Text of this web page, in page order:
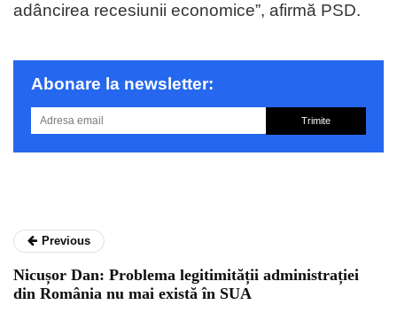
adâncirea recesiunii economice”, afirmă PSD.
Abonare la newsletter:
Trimite
Previous
Nicușor Dan: Problema legitimității administrației
din România nu mai există în SUA